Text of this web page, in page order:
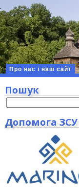
Про нас і наш сайт
Пошук
Допомога ЗСУ